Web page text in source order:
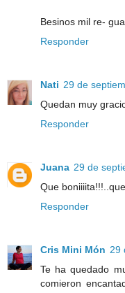
Besinos mil re-
Responder
Nati 29 de
Quedan muy
Responder
Juana 29 de
Que
Responder
Cris Mini Món 29
Te ha quedado
comieron